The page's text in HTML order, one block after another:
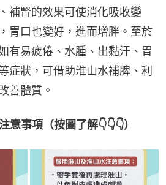
補腎的效果可使消化吸收變
胃口也變好，進而增胖。至於
有易疲倦、水腫、出黏汗、胃
症狀，可借助淮山水補脾、利
善體質。
事項（按圖了解👇👇👇）